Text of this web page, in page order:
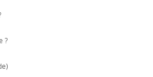
?